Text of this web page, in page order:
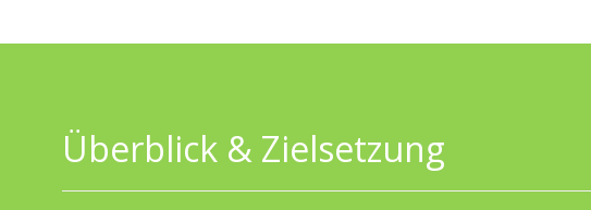
Überblick & Zielsetzung